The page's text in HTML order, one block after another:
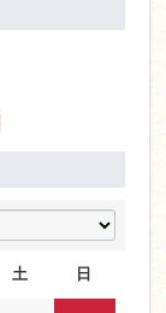
土 日